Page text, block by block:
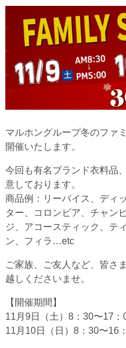
マルホングループ冬のファ
開催いたします。
今回も有名ブランド衣料品
意しております。
商品例：リーバイス、ディ
ター、コロンビア、チャン
ジ、アコースティック、テ
ン、フィラ…etc
ご家族、ご友人など、皆さ
越しくださいませ。
【開催期間】
11月9日（土）8：30〜17：
11月10日（日）8：30〜16